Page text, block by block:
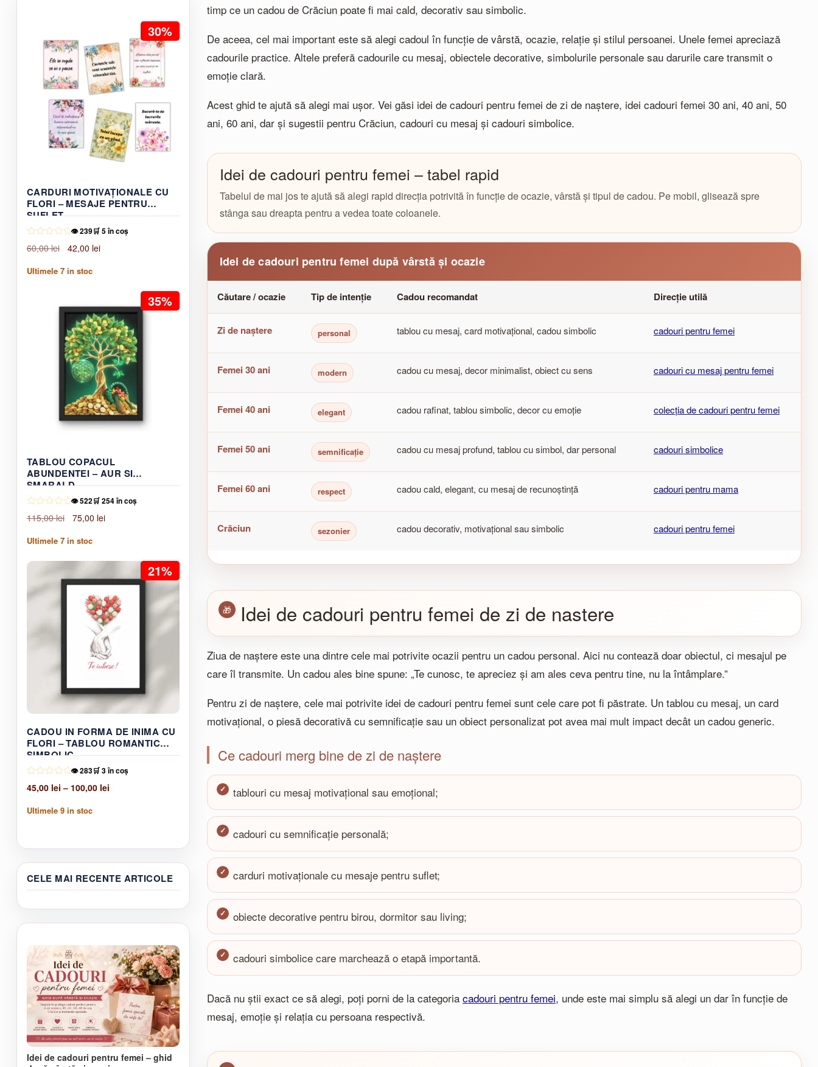
timp ce un cadou de Crăciun poate fi mai cald, decorativ sau simbolic.
De aceea, cel mai important este să alegi cadoul în funcție de vârstă, ocazie, relație și stilul persoanei. Unele femei apreciază
cadourile practice. Altele preferă cadourile cu mesaj, obiectele decorative, simbolurile personale sau darurile care transmit o
emoție clară.
Acest ghid te ajută să alegi mai ușor. Vei găsi idei de cadouri pentru femei de zi de naștere, idei cadouri femei 30 ani, 40 ani, 50
ani, 60 ani, dar și sugestii pentru Crăciun, cadouri cu mesaj și cadouri simbolice.
Idei de cadouri pentru femei – tabel rapid
Tabelul de mai jos te ajută să alegi rapid direcția potrivită în funcție de ocazie, vârstă și tipul de cadou. Pe mobil, glisează spre
stânga sau dreapta pentru a vedea toate coloanele.
Idei de cadouri pentru femei după vârstă și ocazie
Căutare / ocazie Tip de intenție Cadou recomandat Direcție utilă
Zi de naștere personal tablou cu mesaj, card motivațional, cadou simbolic cadouri pentru femei
Femei 30 ani modern cadou cu mesaj, decor minimalist, obiect cu sens cadouri cu mesaj pentru femei
Femei 40 ani elegant cadou rafinat, tablou simbolic, decor cu emoție colecția de cadouri pentru femei
Femei 50 ani semnificație cadou cu mesaj profund, tablou cu simbol, dar personal cadouri simbolice
Femei 60 ani respect cadou cald, elegant, cu mesaj de recunoștință cadouri pentru mama
Crăciun sezonier cadou decorativ, motivațional sau simbolic cadouri pentru femei
Idei de cadouri pentru femei de zi de nastere
Ziua de naștere este una dintre cele mai potrivite ocazii pentru un cadou personal. Aici nu contează doar obiectul, ci mesajul pe
care îl transmite. Un cadou ales bine spune: „Te cunosc, te apreciez și am ales ceva pentru tine, nu la întâmplare.”
Pentru zi de naștere, cele mai potrivite idei de cadouri pentru femei sunt cele care pot fi păstrate. Un tablou cu mesaj, un card
motivațional, o piesă decorativă cu semnificație sau un obiect personalizat pot avea mai mult impact decât un cadou generic.
Ce cadouri merg bine de zi de naștere
tablouri cu mesaj motivațional sau emoțional;
cadouri cu semnificație personală;
carduri motivaționale cu mesaje pentru suflet;
obiecte decorative pentru birou, dormitor sau living;
cadouri simbolice care marchează o etapă importantă.
Dacă nu știi exact ce să alegi, poți porni de la categoria cadouri pentru femei, unde este mai simplu să alegi un dar în funcție de
mesaj, emoție și relația cu persoana respectivă.
30%
CARDURI MOTIVAȚIONALE CU
FLORI – MESAJE PENTRU
SUFLET
👁️ 239🛒 5 în coș
60,00lei
Prețul
a
42,00 leiPrețul
Ultimele 7in stoc
35%
TABLOU COPACUL
ABUNDENTEI – AUR SI
SMARALD
👁️ 522🛒 254 în coș
115,00lei
Prețul
a
75,00 leiPrețul
Ultimele 7in stoc
21%
CADOU IN FORMA DE INIMA CU
FLORI – TABLOU ROMANTIC
SIMBOLIC
👁️ 283🛒 3 în coș
45,00 lei – 100,00 leiInterval
100,00 lei
Ultimele 9in stoc
variații.
Opțiunile
alese
pagina
produsului.
CELE MAI RECENTE ARTICOLE
Idei de cadouri pentru femei – ghid